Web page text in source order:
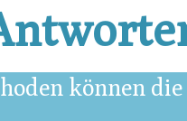
können